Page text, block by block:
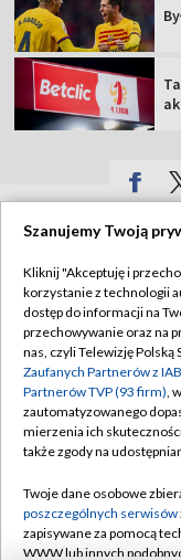
©2026
Szanujemy Twoją
Kliknij "Akceptuję i
korzystanie z technologii
dostęp do informacji na
przechowywanie oraz na
nas, czyli Telewizję Polską
Zaufanych Partnerów z
Partnerów TVP (93 firm),
zautomatyzowanego
mierzenia ich
także zgody na
Twoje dane osobowe
poszczególnych serwisów
zapisywane za pomocą
WWW lub innych